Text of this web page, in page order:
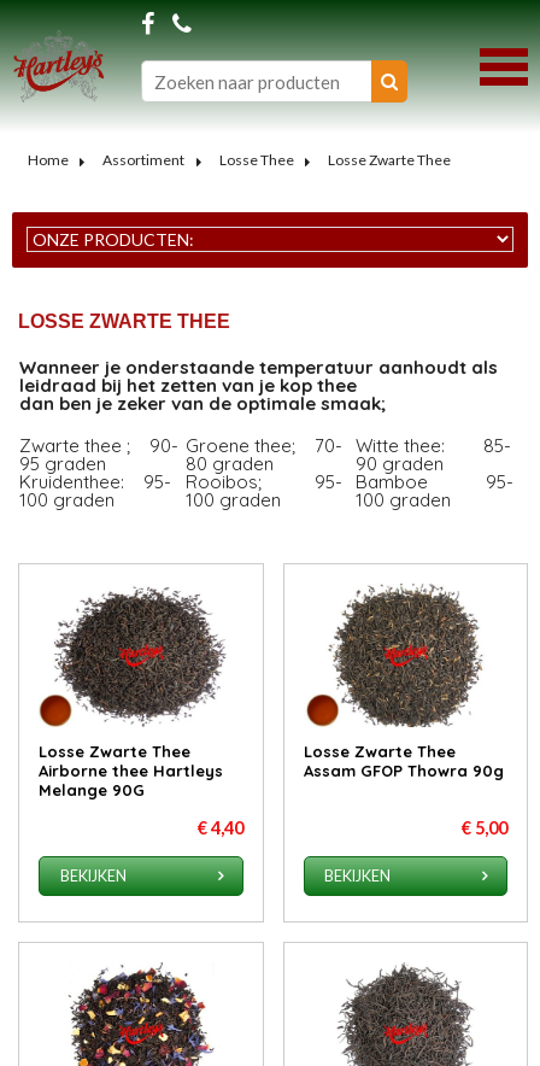
Home Assortiment Losse Thee Losse Zwarte Thee
LOSSE ZWARTE THEE
Wanneer je onderstaande temperatuur aanhoudt als
leidraad bij het zetten van je kop thee
dan ben je zeker van de optimale smaak;
Zwarte thee ; 90-
95 graden
Groene thee; 70-
80 graden
Witte thee: 85-
90 graden
Kruidenthee: 95-
100 graden
Rooibos; 95-
100 graden
Bamboe 95-
100 graden
Losse Zwarte Thee
Airborne thee Hartleys
Melange 90G
€ 4,40
BEKIJKEN
Losse Zwarte Thee
Assam GFOP Thowra 90g
€ 5,00
BEKIJKEN